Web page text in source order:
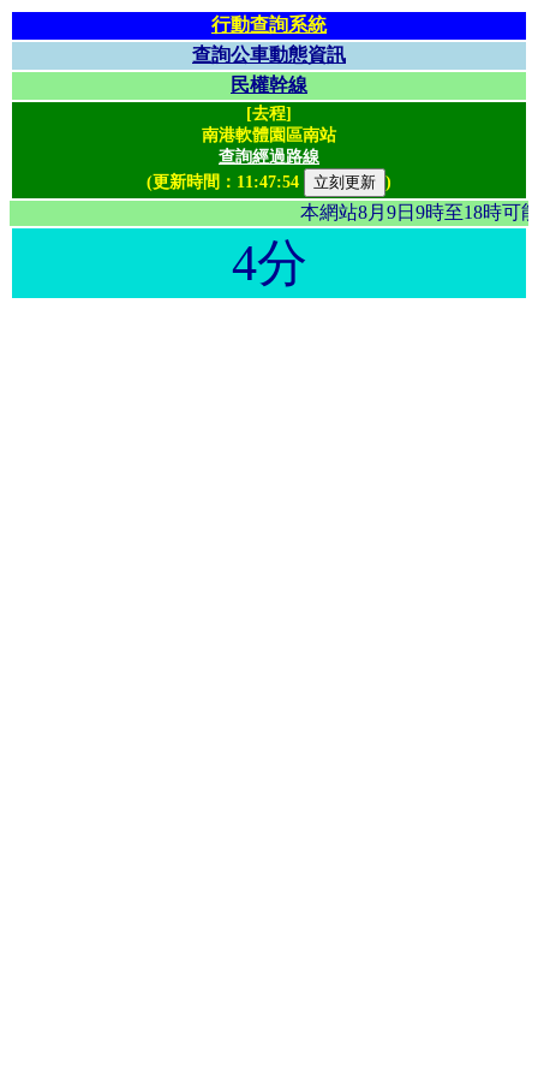
行動查詢系統
查詢公車動態資訊
民權幹線
[去程]
南港軟體園區南站
查詢經過路線
(更新時間： 11:47:54 )
本網站8月9日9時至18
4分